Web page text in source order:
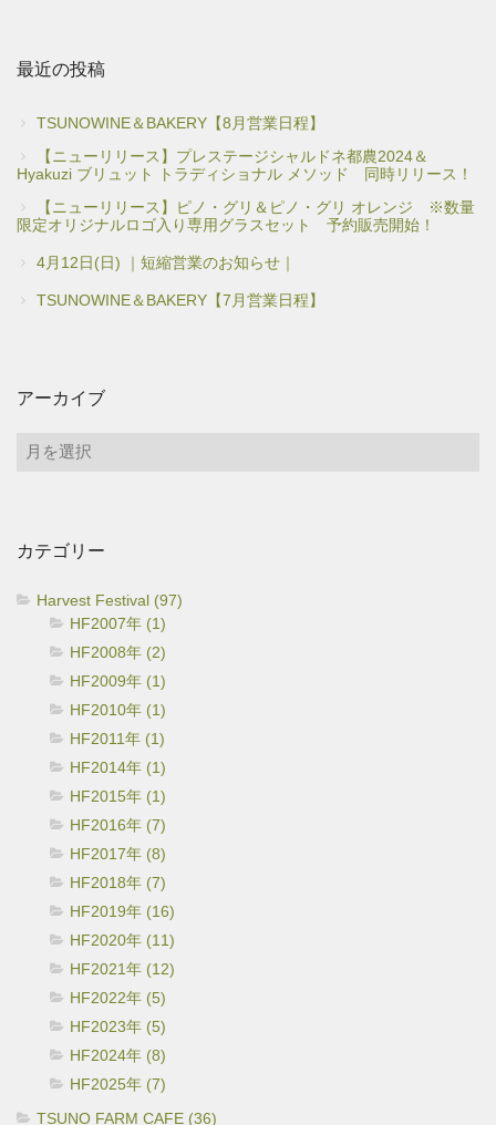
最近の投稿
TSUNOWINE＆BAKERY【8月営業日程】
【ニューリリース】プレステージシャルドネ都農2024＆
Hyakuzi ブリュット トラディショナル メソッド 同時リリース！
【ニューリリース】ピノ・グリ＆ピノ・グリ オレンジ ※数量
限定オリジナルロゴ入り専用グラスセット 予約販売開始！
4月12日(日) ｜短縮営業のお知らせ｜
TSUNOWINE＆BAKERY【7月営業日程】
アーカイブ
ア
ブ
カテゴリー
Harvest Festival (97)
HF2007年 (1)
HF2008年 (2)
HF2009年 (1)
HF2010年 (1)
HF2011年 (1)
HF2014年 (1)
HF2015年 (1)
HF2016年 (7)
HF2017年 (8)
HF2018年 (7)
HF2019年 (16)
HF2020年 (11)
HF2021年 (12)
HF2022年 (5)
HF2023年 (5)
HF2024年 (8)
HF2025年 (7)
TSUNO FARM CAFE (36)